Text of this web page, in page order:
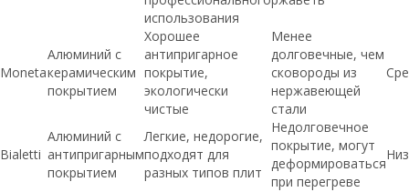
использования
Moneta
Алюминий с
керамическим
покрытием
Хорошее
антипригарное
покрытие,
экологически
чистые
Менее
долговечные, чем
сковороды из
нержавеющей
стали
Bialetti
Алюминий с
антипригарным
покрытием
Легкие, недорогие,
подходят для
разных типов плит
Недолговечное
покрытие, могут
деформироваться
при перегреве